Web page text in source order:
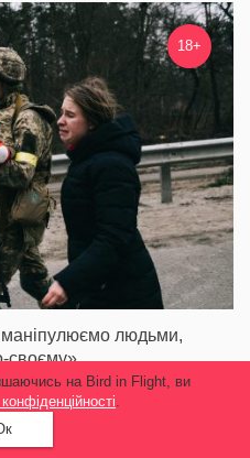
18+
людьми,
своєму»
290
на Bird in Flight, ви
.